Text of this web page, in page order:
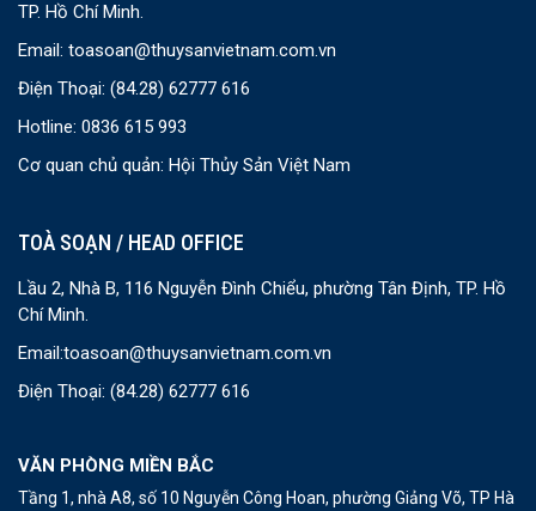
TP. Hồ Chí Minh.
Email: toasoan@thuysanvietnam.com.vn
Điện Thoại: (84.28) 62777 616
Hotline: 0836 615 993
Cơ quan chủ quản: Hội Thủy Sản Việt Nam
TOÀ SOẠN / HEAD OFFICE
Lầu 2, Nhà B, 116 Nguyễn Đình Chiểu, phường Tân Định, TP. Hồ
Chí Minh.
Email:toasoan@thuysanvietnam.com.vn
Điện Thoại: (84.28) 62777 616
VĂN PHÒNG MIỀN BẮC
Tầng 1, nhà A8, số 10 Nguyễn Công Hoan, phường Giảng Võ, TP Hà